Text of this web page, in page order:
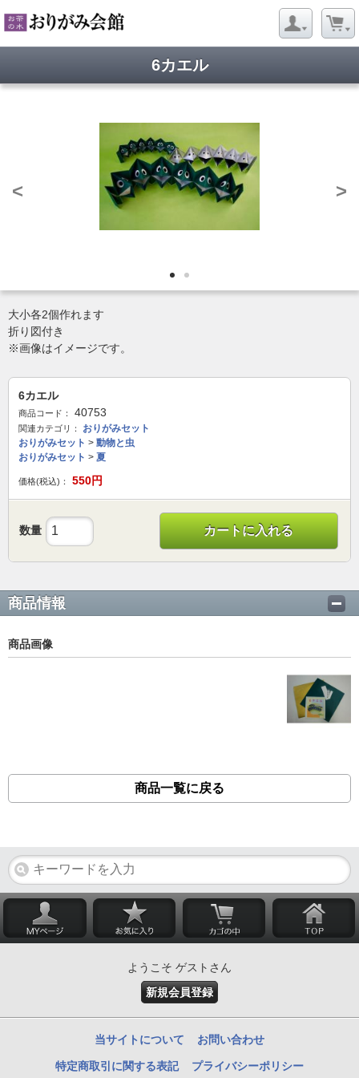
6カエル
< >
大小各2個作れます
折り図付き
※画像はイメージです。
6カエル
商品コード： 40753
関連カテゴリ：
おりがみセット
おりがみセット > 動物と虫
おりがみセット > 夏
価格(税込)： 550円
数量 カートに入れる
商品情報
商品画像
商品一覧に戻る
ようこそ ゲストさん
新規会員登録
当サイトについて お問い合わせ
特定商取引に関する表記 プライバシーポリシー